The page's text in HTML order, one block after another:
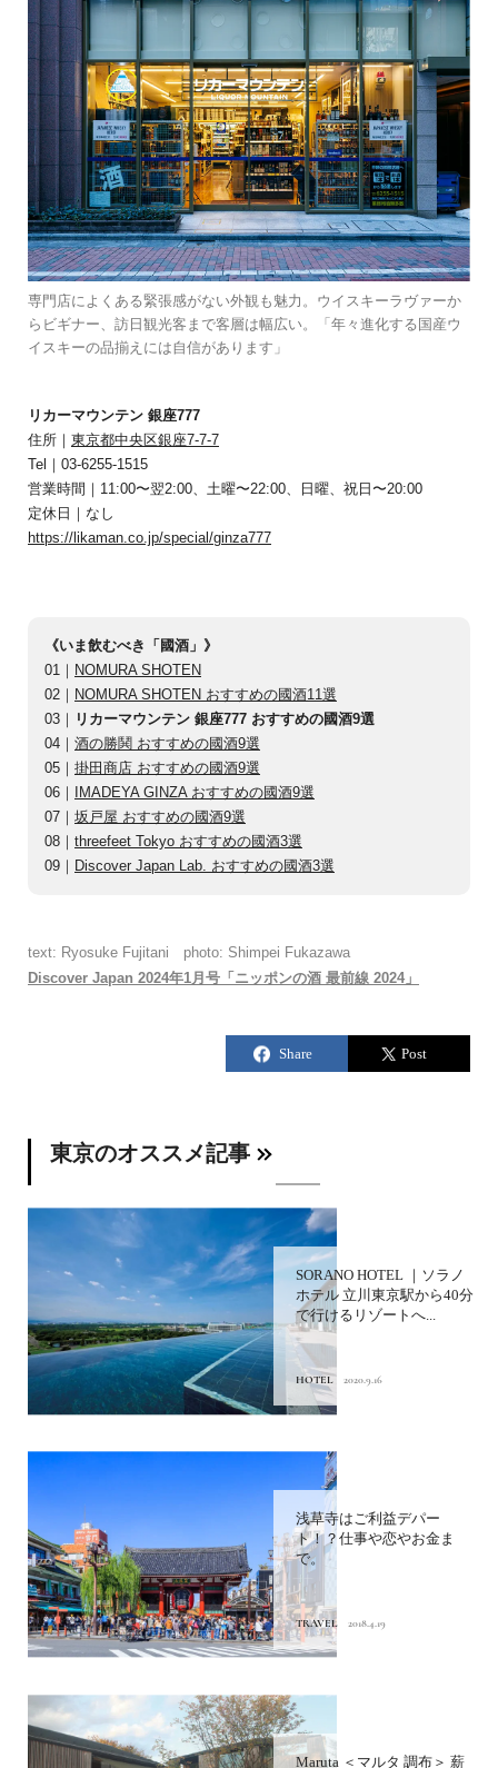
専門店によくある緊張感がない外観も魅力。ウイスキーラヴァーか
らビギナー、訪日観光客まで客層は幅広い。「年々進化する国産ウ
イスキーの品揃えには自信があります」
リカーマウンテン 銀座777
住所｜ 東京都中央区銀座7-7-7
Tel｜03-6255-1515
営業時間｜11:00〜翌2:00、土曜〜22:00、日曜、祝日〜20:00
定休日｜なし
https://likaman.co.jp/special/ginza777
《いま飲むべき「國酒」》
01｜ NOMURA SHOTEN
02｜ NOMURA SHOTEN おすすめの國酒11選
03｜ リカーマウンテン 銀座777 おすすめの國酒9選
04｜ 酒の勝鬨 おすすめの國酒9選
05｜ 掛田商店 おすすめの國酒9選
06｜
IMADEYA GINZA おすすめの國酒9選
07｜ 坂戸屋 おすすめの國酒9選
08｜ threefeet Tokyo おすすめの國酒3選
09｜ Discover Japan Lab. おすすめの國酒3選
text: Ryosuke Fujitani photo: Shimpei Fukazawa
Discover Japan 2024年1月号「ニッポンの酒 最前線 2024」
東京のオススメ記事
SORANO HOTEL ｜ソラノ
ホテル 立川東京駅から40分
で行けるリゾートへ...
HOTEL 2020.9.16
浅草寺はご利益デパー
ト！？仕事や恋やお金ま
で。
TRAVEL 2018.4.19
Maruta ＜マルタ 調布＞ 薪